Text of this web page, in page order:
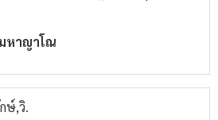
หาญาโณ
ษ์,วิ.